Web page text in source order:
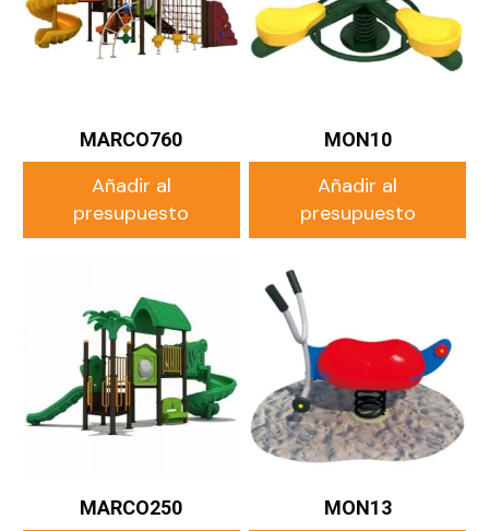
MARCO760
Añadir al
presupuesto
MON10
Añadir al
presupuesto
MARCO250 MON13